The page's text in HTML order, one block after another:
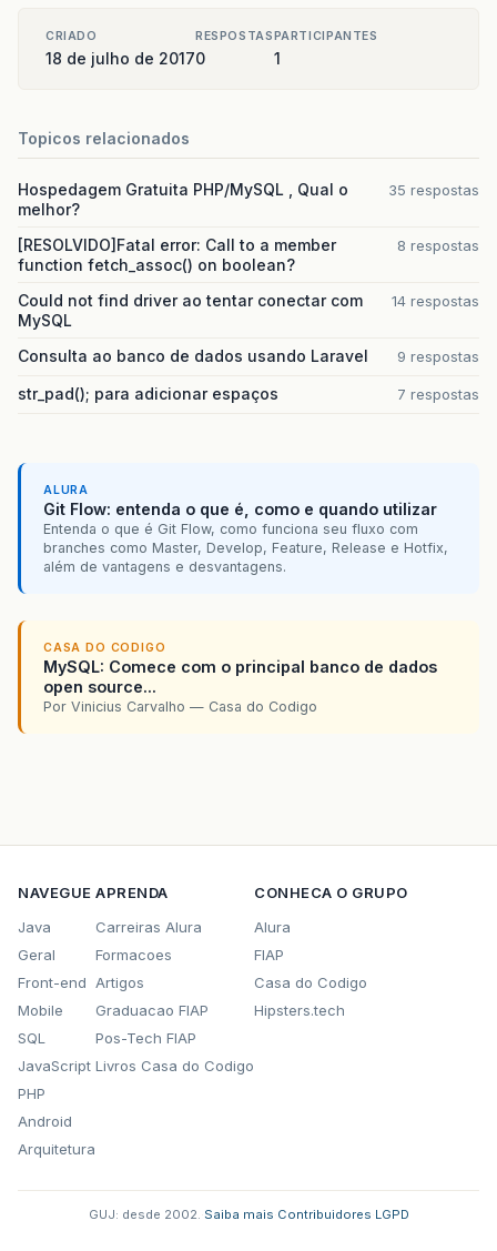
CRIADO
18 de julho de 2017
RESPOSTAS
0
PARTICIPANTES
1
Topicos relacionados
Hospedagem Gratuita PHP/MySQL , Qual o
melhor?
35 respostas
[RESOLVIDO]Fatal error: Call to a member
function fetch_assoc() on boolean?
8 respostas
Could not find driver ao tentar conectar com
MySQL
14 respostas
Consulta ao banco de dados usando Laravel 9 respostas
str_pad(); para adicionar espaços 7 respostas
ALURA
Git Flow: entenda o que é, como e quando utilizar
Entenda o que é Git Flow, como funciona seu fluxo com
branches como Master, Develop, Feature, Release e Hotfix,
além de vantagens e desvantagens.
CASA DO CODIGO
MySQL: Comece com o principal banco de dados
open source...
Por Vinicius Carvalho — Casa do Codigo
NAVEGUE
Java
Geral
Front-end
Mobile
SQL
JavaScript
PHP
Android
Arquitetura
APRENDA
Carreiras Alura
Formacoes
Artigos
Graduacao FIAP
Pos-Tech FIAP
Livros Casa do Codigo
CONHECA O GRUPO
Alura
FIAP
Casa do Codigo
Hipsters.tech
GUJ: desde 2002. Saiba mais Contribuidores LGPD